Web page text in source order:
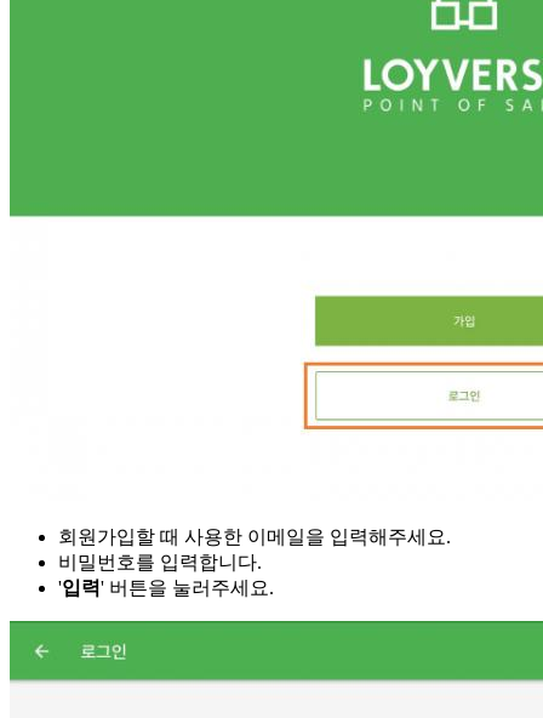
회원가입할 때 사용한 이메일을 입력해주세요.
비밀번호를 입력합니다.
'입력' 버튼을 눌러주세요.